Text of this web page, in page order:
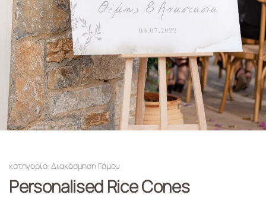
κατηγορία: Διακόσμηση Γάμου
Personalised Rice Cones